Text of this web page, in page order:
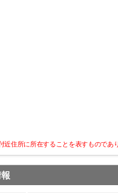
住所に所在することを表すものであ